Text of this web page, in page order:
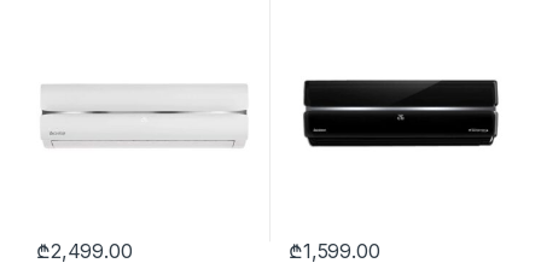
₾2,499.00 ₾1,599.00